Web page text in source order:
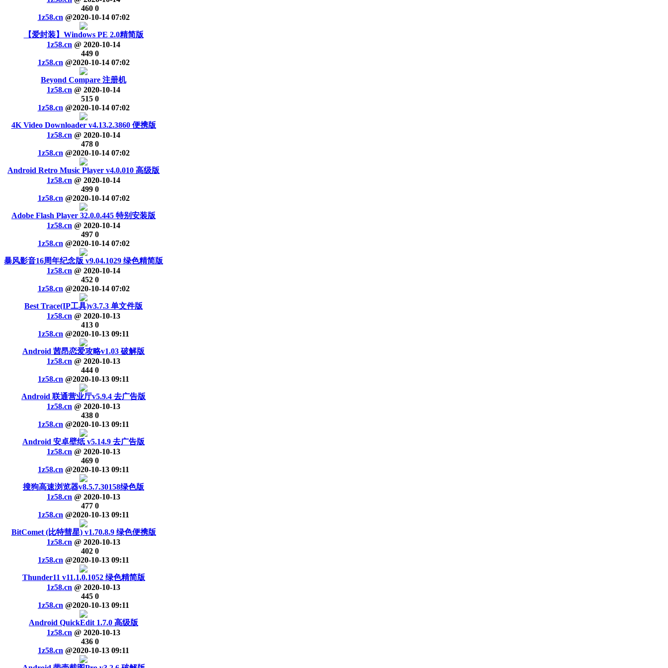
460 0
1z58.cn @2020-10-14 07:02
【爱封装】Windows PE 2.0精简版
1z58.cn @ 2020-10-14
449 0
1z58.cn @2020-10-14 07:02
Beyond Compare 注册机
1z58.cn @ 2020-10-14
515 0
1z58.cn @2020-10-14 07:02
4K Video Downloader v4.13.2.3860 便携版
1z58.cn @ 2020-10-14
478 0
1z58.cn @2020-10-14 07:02
Android Retro Music Player v4.0.010 高级版
1z58.cn @ 2020-10-14
499 0
1z58.cn @2020-10-14 07:02
Adobe Flash Player 32.0.0.445 特别安装版
1z58.cn @ 2020-10-14
497 0
1z58.cn @2020-10-14 07:02
暴风影音16周年纪念版 v9.04.1029 绿色精简版
1z58.cn @ 2020-10-14
452 0
1z58.cn @2020-10-14 07:02
Best Trace(IP工具)v3.7.3 单文件版
1z58.cn @ 2020-10-13
413 0
1z58.cn @2020-10-13 09:11
Android 茜昂恋爱攻略v1.03 破解版
1z58.cn @ 2020-10-13
444 0
1z58.cn @2020-10-13 09:11
Android 联通营业厅v5.9.4 去广告版
1z58.cn @ 2020-10-13
438 0
1z58.cn @2020-10-13 09:11
Android 安卓壁纸 v5.14.9 去广告版
1z58.cn @ 2020-10-13
469 0
1z58.cn @2020-10-13 09:11
搜狗高速浏览器v8.5.7.30158绿色版
1z58.cn @ 2020-10-13
477 0
1z58.cn @2020-10-13 09:11
BitComet (比特彗星) v1.70.8.9 绿色便携版
1z58.cn @ 2020-10-13
402 0
1z58.cn @2020-10-13 09:11
Thunder11 v11.1.0.1052 绿色精简版
1z58.cn @ 2020-10-13
445 0
1z58.cn @2020-10-13 09:11
Android QuickEdit 1.7.0 高级版
1z58.cn @ 2020-10-13
436 0
1z58.cn @2020-10-13 09:11